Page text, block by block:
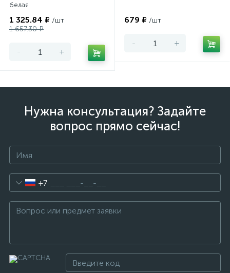
белая
1 325.84 ₽ /шт
1 657.30 ₽
- +
679 ₽ /шт
- +
Нужна консультация? Задайте
вопрос прямо сейчас!
+7